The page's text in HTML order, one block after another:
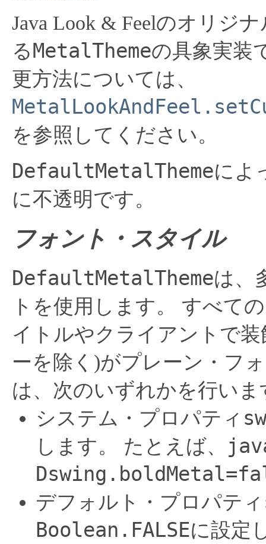
Java Look & Feelのオリジ
るMetalThemeの具象実装
更方法については、
を参照してください。
DefaultMetalThemeによ
に不透明です。
フォント・スタイル
DefaultMetalThemeは、
トを使用します。
すべて
イトルやクライアントで
ーを除く)がプレーン・フ
は、次のいずれかを行いま
システム・プロパティ
します。 たとえば、
デフォルト・プロパティ
Boolean.FALSEに設定